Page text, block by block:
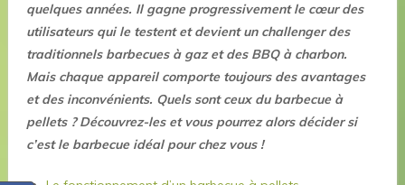
quelques années. Il gagne progressivement le cœur des
utilisateurs qui le testent et devient un challenger des
traditionnels barbecues à gaz et des BBQ à charbon.
Mais chaque appareil comporte toujours des avantages
et des inconvénients. Quels sont ceux du barbecue à
pellets ? Découvrez-les et vous pourrez alors décider si
c’est le barbecue idéal pour chez vous !